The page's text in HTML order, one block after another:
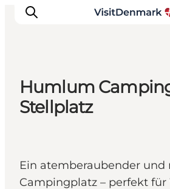
Inspiration
Regionen
Reiseplanung
Humlum
Stellplatz
Ein atemberaubender und
Campingplatz – perfekt